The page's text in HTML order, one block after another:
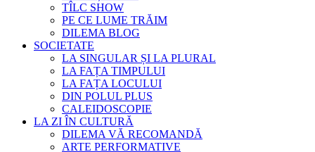
TÎLC SHOW
PE CE LUME TRĂIM
DILEMA BLOG
SOCIETATE
LA SINGULAR ȘI LA PLURAL
LA FAȚA TIMPULUI
LA FAȚA LOCULUI
DIN POLUL PLUS
CALEIDOSCOPIE
LA ZI ÎN CULTURĂ
DILEMA VĂ RECOMANDĂ
ARTE PERFORMATIVE